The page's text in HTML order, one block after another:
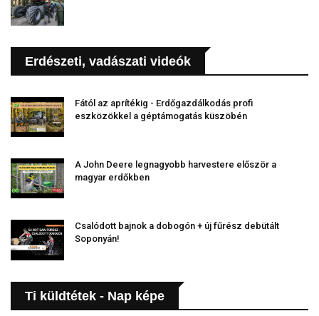
Erdészeti, vadászati videók
Fától az aprítékig - Erdőgazdálkodás profi
eszközökkel a géptámogatás küszöbén
A John Deere legnagyobb harvestere először a
magyar erdőkben
Csalódott bajnok a dobogón + új fűrész debütált
Soponyán!
Ti küldtétek - Nap képe